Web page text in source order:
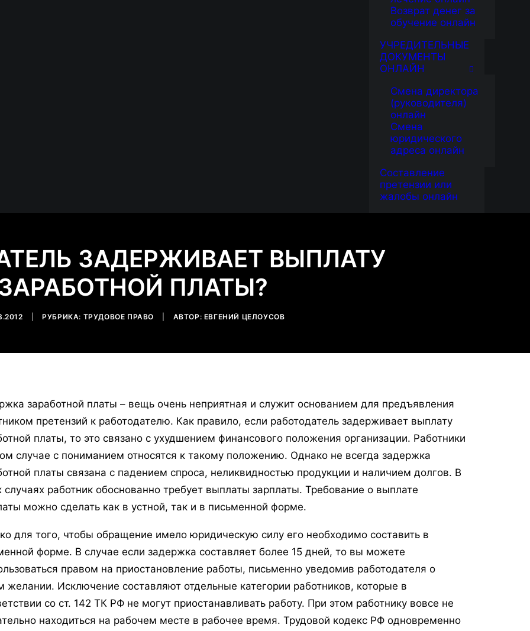
Возврат денег за
обучение онлайн
УЧРЕДИТЕЛЬНЫЕ
ДОКУМЕНТЫ
ОНЛАЙН
Смена директора
(руководителя)
онлайн
Смена
юридического
адреса онлайн
Составление
претензии или
жалобы онлайн
ЗАДЕРЖИВАЕТ ВЫПЛАТУ
ПЛАТЫ?
РУБРИКА: ТРУДОВОЕ ПРАВО АВТОР: ЕВГЕНИЙ ЦЕЛОУСОВ
заработной платы – вещь очень неприятная и служит основанием для предъявления
претензий к работодателю. Как правило, если работодатель задерживает выплату
платы, то это связано с ухудшением финансового положения организации. Работники
случае с пониманием относятся к такому положению. Однако не всегда задержка
платы связана с падением спроса, неликвидностью продукции и наличием долгов. В
случаях работник обоснованно требует выплаты зарплаты. Требование о выплате
можно сделать как в устной, так и в письменной форме.
для того, чтобы обращение имело юридическую силу его необходимо составить в
форме. В случае если задержка составляет более 15 дней, то вы можете
правом на приостановление работы, письменно уведомив работодателя о
желании. Исключение составляют отдельные категории работников, которые в
со ст. 142 ТК РФ не могут приостанавливать работу. При этом работнику вовсе не
находиться на рабочем месте в рабочее время. Трудовой кодекс РФ одновременно